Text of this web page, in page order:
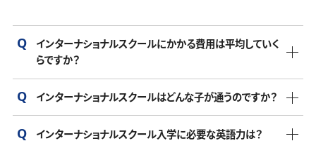
インターナショナルスクールにかかる費用は平均していく
らですか？
インターナショナルスクールの年間費用は、学校や地域によ
って異なりますが、年間150万円から300万円が一般的です。
この費用には授業料だけでなく、入学金、施設使用料、教材
インターナショナルスクールはどんな子が通うのですか？
インターナショナルな環境の中で子供の多文化理解や英語
インターナショナルスクール入学に必要な英語力は？